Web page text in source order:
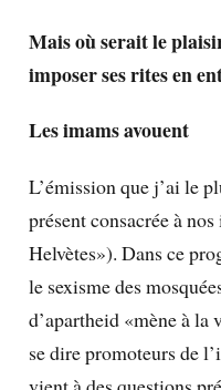
Mais où serait le
imposer ses rites en
Les imams avouent
L’émission que j’ai le
présent consacrée à
Helvètes»). Dans ce
le sexisme des
d’apartheid «mène à
se dire promoteurs de